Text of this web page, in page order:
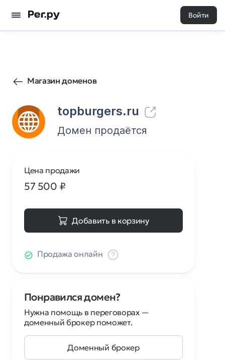
Войти
Магазин доменов
topburgers.ru
90 0
Домен продаётся
Цена продажи
57 500 ₽
Добавить в корзину
Продажа онлайн
Понравился домен?
Нужна помощь в переговорах —
доменный брокер поможет.
Доменный брокер